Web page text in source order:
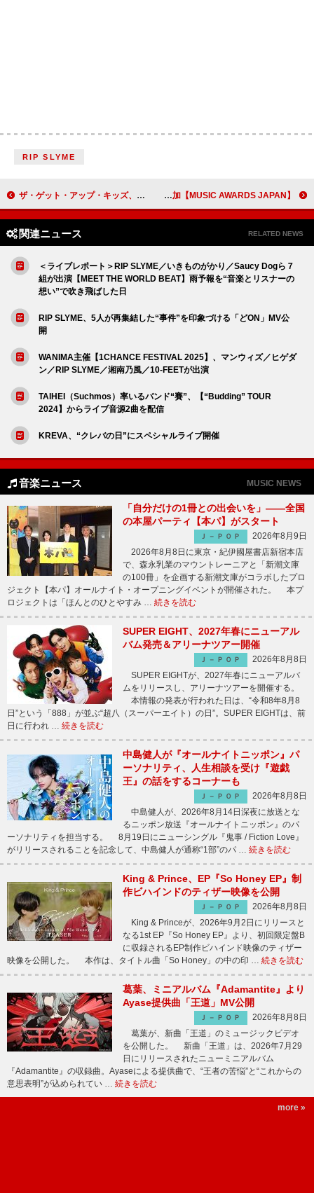
RIP SLYME
ザ・ゲット・アップ・キッズ、名盤完全再現ジャパン・ツアーに追加公演決定 【MUSIC AWARDS JAPAN】最優秀賞受賞曲の国内再生数が31％増加 パフォーマンス曲は49％増加
関連ニュース RELATED NEWS
＜ライブレポート＞RIP SLYME／いきものがかり／Saucy Dogら７
組が出演【MEET THE WORLD BEAT】雨予報を“音楽とリスナーの
想い”で吹き飛ばした日
RIP SLYME、5人が再集結した“事件”を印象づける「どON」MV公
開
WANIMA主催【1CHANCE FESTIVAL 2025】、マンウィズ／ヒゲダ
ン／RIP SLYME／湘南乃風／10-FEETが出演
TAIHEI（Suchmos）率いるバンド“賽”、【“Budding” TOUR
2024】からライブ音源2曲を配信
KREVA、“クレバの日”にスペシャルライブ開催
音楽ニュース MUSIC NEWS
「自分だけの1冊との出会いを」――全国
の本屋パーティ【本パ】がスタート
Ｊ－ＰＯＰ
2026年8月9日
2026年8月8日に東京・紀伊國屋書店新宿本店
で、森永乳業のマウントレーニアと「新潮文庫
の100冊」を企画する新潮文庫がコラボしたプロ
ジェクト【本パ】オールナイト・オープニングイベントが開催された。 本プ
ロジェクトは「ほんとのひとやすみ … 続きを読む
SUPER EIGHT、2027年春にニューアル
バム発売＆アリーナツアー開催
Ｊ－ＰＯＰ
2026年8月8日
SUPER EIGHTが、2027年春にニューアルバ
ムをリリースし、アリーナツアーを開催する。
本情報の発表が行われた日は、“令和8年8月8
日”という「888」が並ぶ“超八（スーパーエイト）の日”。SUPER EIGHTは、前
日に行われ … 続きを読む
中島健人が『オールナイトニッポン』パ
ーソナリティ、人生相談を受け『遊戯
王』の話をするコーナーも
Ｊ－ＰＯＰ
2026年8月8日
中島健人が、2026年8月14日深夜に放送とな
るニッポン放送『オールナイトニッポン』のパ
ーソナリティを担当する。 8月19日にニューシングル『鬼事 / Fiction Love』
がリリースされることを記念して、中島健人が通称“1部”のパ … 続きを読む
King & Prince、EP『So Honey EP』制
作ビハインドのティザー映像を公開
Ｊ－ＰＯＰ
2026年8月8日
King & Princeが、2026年9月2日にリリースと
なる1st EP『So Honey EP』より、初回限定盤B
に収録されるEP制作ビハインド映像のティザー
映像を公開した。 本作は、タイトル曲「So Honey」の中の印 … 続きを読む
葛葉、ミニアルバム『Adamantite』より
Ayase提供曲「王道」MV公開
Ｊ－ＰＯＰ
2026年8月8日
葛葉が、新曲「王道」のミュージックビデオ
を公開した。 新曲「王道」は、2026年7月29
日にリリースされたニューミニアルバム
『Adamantite』の収録曲。Ayaseによる提供曲で、“王者の苦悩”と“これからの
意思表明”が込められてい … 続きを読む
more »